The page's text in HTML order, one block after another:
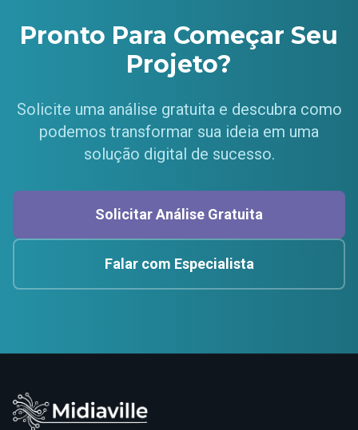
Pronto Para Começar Seu
Projeto?
Solicite uma análise gratuita e descubra como
podemos transformar sua ideia em uma
solução digital de sucesso.
Solicitar Análise Gratuita
Falar com Especialista